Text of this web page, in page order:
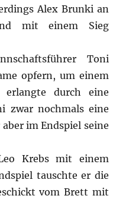
Alex Brunki an
mit einem Sieg
Toni
opfern, um einem
durch eine
zwar nochmals eine
im Endspiel seine
Krebs mit einem
tauschte er die
vom Brett mit